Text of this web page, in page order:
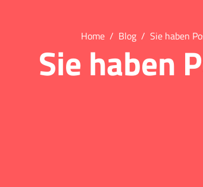
Home Blog Sie haben
Sie haben